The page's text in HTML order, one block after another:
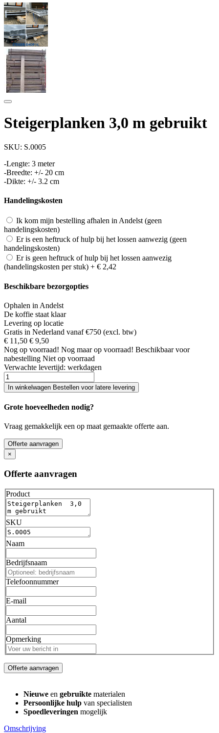
Steigerplanken 3,0 m gebruikt
SKU: S.0005
-Lengte: 3 meter
-Breedte: +/- 20 cm
-Dikte: +/- 3.2 cm
Handelingskosten
Ik kom mijn bestelling afhalen in Andelst (geen
handelingskosten)
Er is een heftruck of hulp bij het lossen aanwezig (geen
handelingskosten)
Er is geen heftruck of hulp bij het lossen aanwezig
(handelingskosten per stuk) + € 2,42
Beschikbare bezorgopties
Ophalen in Andelst
De koffie staat klaar
Levering op locatie
Gratis in Nederland vanaf €750 (excl. btw)
€ 11,50 € 9,50
Nog op voorraad! Nog maarop voorraad! Beschikbaar voor
nabestelling Niet op voorraad
Verwachte levertijd: werkdagen
In winkelwagen Bestellen voor latere levering
Grote hoeveelheden nodig?
Vraag gemakkelijk een op maat gemaakte offerte aan.
Offerte aanvragen
×
Offerte aanvragen
Product
SKU
Naam
Bedrijfsnaam
Telefoonnummer
E-mail
Aantal
Opmerking
Offerte aanvragen
Nieuwe en gebruikte materialen
Persoonlijke hulp van specialisten
Spoedleveringen mogelijk
Omschrijving